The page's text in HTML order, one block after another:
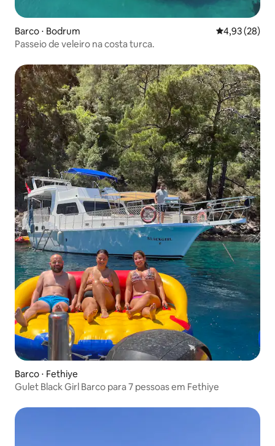
Barco ⋅ Bodrum 4,93 de uma
4,93 (28)
Passeio de veleiro na costa turca.
Barco ⋅ Fethiye
Gulet Black Girl Barco para 7 pessoas em Fethiye